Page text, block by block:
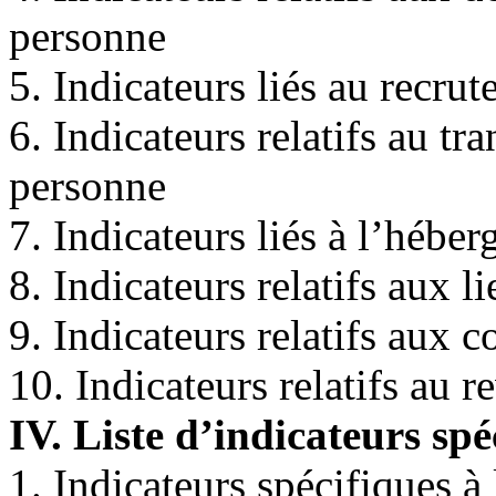
personne
5. Indicateurs liés au
6. Indicateurs relatifs au
personne
7. Indicateurs liés à
8. Indicateurs relatifs aux
9. Indicateurs relatifs aux
10. Indicateurs relatifs au
IV. Liste d’indicateurs
1. Indicateurs spécifiques